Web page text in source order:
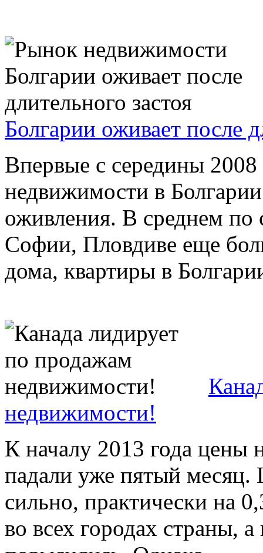
Болгарии оживает после
Впервые с середины
недвижимости в
оживления. В среднем по
Софии, Пловдиве еще
дома, квартиры в
недвижимости!
К началу 2013 года цены
падали уже пятый месяц.
сильно, практически на
во всех городах страны,